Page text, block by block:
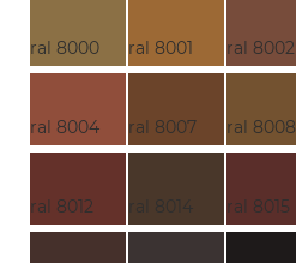
ral 8000 ral 8001 ral 8002
ral 8004 ral 8007 ral 8008
ral 8012 ral 8014 ral 8015